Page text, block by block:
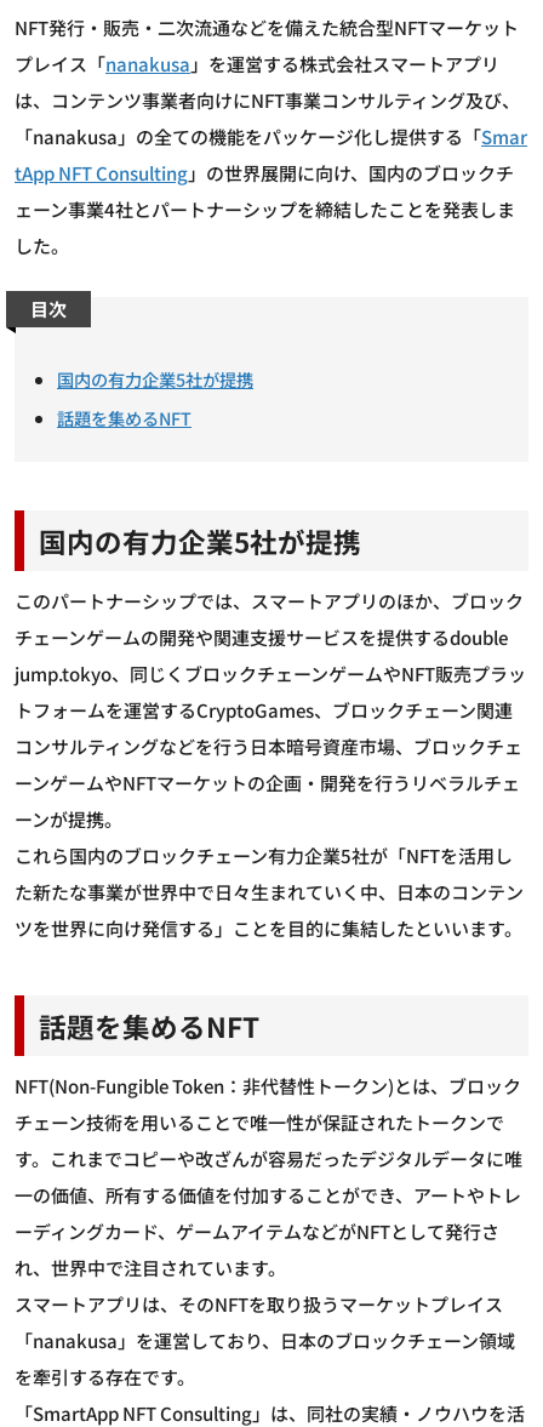
NFT発行・販売・二次流通などを備えた統合型NFTマーケット
プレイス「nanakusa 」を運営する株式会社スマートアプリ
は、コンテンツ事業者向けにNFT事業コンサルティング及び、
「nanakusa」の全ての機能をパッケージ化し提供する「Smar
tApp NFT Consulting」の世界展開に向け、国内のブロックチ
ェーン事業4社とパートナーシップを締結したことを発表しま
した。
目次
国内の有力企業5社が提携
話題を集めるNFT
国内の有力企業5社が提携
このパートナーシップでは、スマートアプリのほか、ブロック
チェーンゲームの開発や関連支援サービスを提供するdouble
jump.tokyo、同じくブロックチェーンゲームやNFT販売プラッ
トフォームを運営するCryptoGames、ブロックチェーン関連
コンサルティングなどを行う日本暗号資産市場、ブロックチェ
ーンゲームやNFTマーケットの企画・開発を行うリベラルチェ
ーンが提携。
これら国内のブロックチェーン有力企業5社が「NFTを活用し
た新たな事業が世界中で日々生まれていく中、日本のコンテン
ツを世界に向け発信する」ことを目的に集結したといいます。
話題を集めるNFT
NFT(Non-Fungible Token：非代替性トークン)とは、ブロック
チェーン技術を用いることで唯一性が保証されたトークンで
す。これまでコピーや改ざんが容易だったデジタルデータに唯
一の価値、所有する価値を付加することができ、アートやトレ
ーディングカード、ゲームアイテムなどがNFTとして発行さ
れ、世界中で注目されています。
スマートアプリは、そのNFTを取り扱うマーケットプレイス
「nanakusa」を運営しており、日本のブロックチェーン領域
を牽引する存在です。
「SmartApp NFT Consulting」は、同社の実績・ノウハウを活